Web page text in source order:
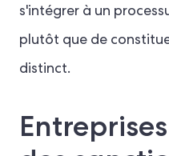
s'intégrer à un
plutôt que de
distinct.